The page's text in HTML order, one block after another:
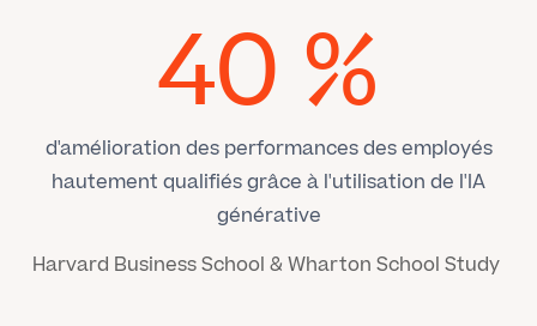
40 %
d'amélioration des performances des employés
hautement qualifiés grâce à l'utilisation de l'IA
générative
Harvard Business School & Wharton School Study